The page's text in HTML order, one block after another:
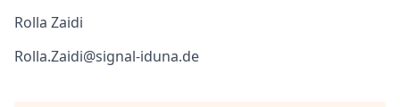
Rolla Zaidi
Rolla.Zaidi@signal-iduna.de